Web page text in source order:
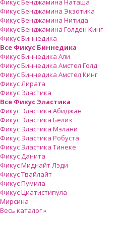
Фикус Бенджамина Наташа
Фикус Бенджамина Экзотика
Фикус Бенджамина Нитида
Фикус Бенджамина Голден Кинг
Фикус Биннедика
Все Фикус Биннедика
Фикус Биннедика Али
Фикус Биннедика Амстел Голд
Фикус Биннедика Амстел Кинг
Фикус Лирата
Фикус Эластика
Все Фикус Эластика
Фикус Эластика Абиджан
Фикус Эластика Белиз
Фикус Эластика Мэлани
Фикус Эластика Робуста
Фикус Эластика Тинеке
Фикус Данита
Фикус Миднайт Лэди
Фикус Твайлайт
Фикус Пумила
Фикус Циатистипула
Мирсина
Весь каталог »